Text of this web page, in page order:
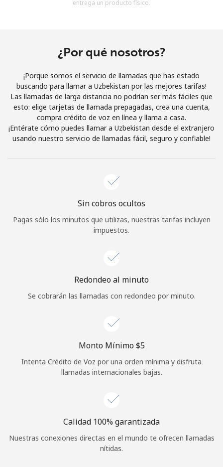
Al abrir una cuenta en este sitio web, estoy de acuerdo con
Únete
¡Hola!
Inicia sesión oREGÍSTRATE →
¿Olvidaste tu contraseña? →
Iniciar Sesión
entrega un producto físico.
¿Por qué nosotros?
¡Porque somos el servicio de llamadas que has estado
buscando para llamar a Uzbekistan por las mejores tarifas!
Las llamadas de larga distancia no podrían ser más fáciles que
esto: elige tarjetas de llamada prepagadas, crea una cuenta,
compra crédito de voz en línea y llama a casa.
¡Entérate cómo puedes llamar a Uzbekistan desde el extranjero
usando nuestro servicio de llamadas fácil, seguro y confiable!
Sin cobros ocultos
Pagas sólo los minutos que utilizas, nuestras tarifas incluyen
impuestos.
Redondeo al minuto
Se cobrarán las llamadas con redondeo por minuto.
Monto Mínimo ⁦$5⁩
Intenta Crédito de Voz por una orden mínima y disfruta
llamadas internacionales bajas.
Calidad 100% garantizada
Nuestras conexiones directas en el mundo te ofrecen llamadas
nítidas.